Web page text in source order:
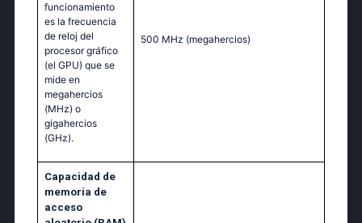
funcionamiento
es la frecuencia
de reloj del
procesor gráfico
(el GPU) que se
mide en
megahercios
(MHz) o
gigahercios
(GHz).
500 MHz (megahercios)
Capacidad de
memoria de
acceso